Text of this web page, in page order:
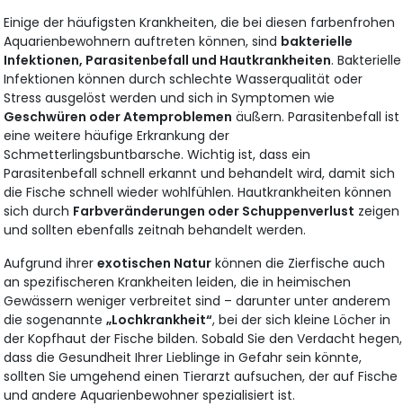
Einige der häufigsten Krankheiten, die bei diesen farbenfrohen
Aquarienbewohnern auftreten können, sind bakterielle
Infektionen, Parasitenbefall und Hautkrankheiten. Bakterielle
Infektionen können durch schlechte Wasserqualität oder
Stress ausgelöst werden und sich in Symptomen wie
Geschwüren oder Atemproblemen äußern. Parasitenbefall ist
eine weitere häufige Erkrankung der
Schmetterlingsbuntbarsche. Wichtig ist, dass ein
Parasitenbefall schnell erkannt und behandelt wird, damit sich
die Fische schnell wieder wohlfühlen. Hautkrankheiten können
sich durch Farbveränderungen oder Schuppenverlust zeigen
und sollten ebenfalls zeitnah behandelt werden.
Aufgrund ihrerexotischen Natur können die Zierfische auch
an spezifischeren Krankheiten leiden, die in heimischen
Gewässern weniger verbreitet sind – darunter unter anderem
die sogenannte„Lochkrankheit“, bei der sich kleine Löcher in
der Kopfhaut der Fische bilden. Sobald Sie den Verdacht hegen,
dass die Gesundheit Ihrer Lieblinge in Gefahr sein könnte,
sollten Sie umgehend einen Tierarzt aufsuchen, der auf Fische
und andere Aquarienbewohner spezialisiert ist.